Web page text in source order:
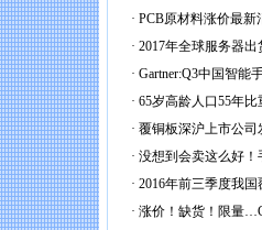
· PCB原材料涨价最新
· 2017年全球服务器出
· Gartner:Q3中国智能
· 65岁高龄人口55年比
· 覆铜板深沪上市公司
· 没想到会卖这么好！
· 2016年前三季度我
· 涨价！缺货！限量